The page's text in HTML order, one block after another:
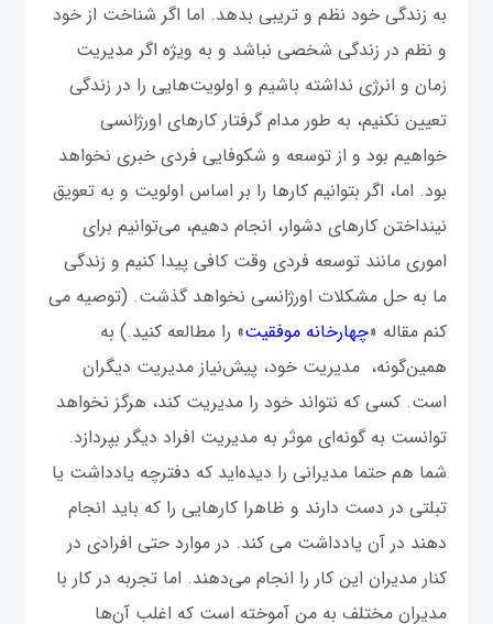
به زندگی خود نظم و تریبی بدهد. اما اگر شناخت از خود
و نظم در زندگی شخصی نباشد و به ویژه اگر مدیریت
زمان و انرژی نداشته باشیم و اولویت‌هایی را در زندگی
تعیین نکنیم، به طور مدام گرفتار کارهای اورژانسی
خواهیم بود و از توسعه و شکوفایی فردی خبری نخواهد
بود. اما، اگر بتوانیم کارها را بر اساس اولویت و به تعویق
نینداختن کارهای دشوار، انجام دهیم، می‌توانیم برای
اموری مانند توسعه فردی وقت کافی پیدا کنیم و زندگی
ما به حل مشکلات اورژانسی نخواهد گذشت. (توصیه می
کنم مقاله «چهارخانه موفقیت» را مطالعه کنید.) به
همین‌گونه، مدیریت خود، پیش‌نیاز مدیریت دیگران
است. کسی که نتواند خود را مدیریت کند، هرگز نخواهد
توانست به گونه‌ای موثر به مدیریت افراد دیگر بپردازد.
شما هم حتما مدیرانی را دیده‌اید که دفترچه یادداشت یا
تبلتی در دست دارند و ظاهرا کارهایی را که باید انجام
دهند در آن یادداشت می کند. در موارد حتی افرادی در
کنار مدیران این کار را انجام می‌دهند. اما تجربه در کار با
مدیران مختلف به من آموخته است که اغلب آن‌ها